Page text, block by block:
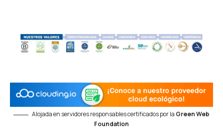
Alojada en servidores responsables certificados por la Green Web
Foundation